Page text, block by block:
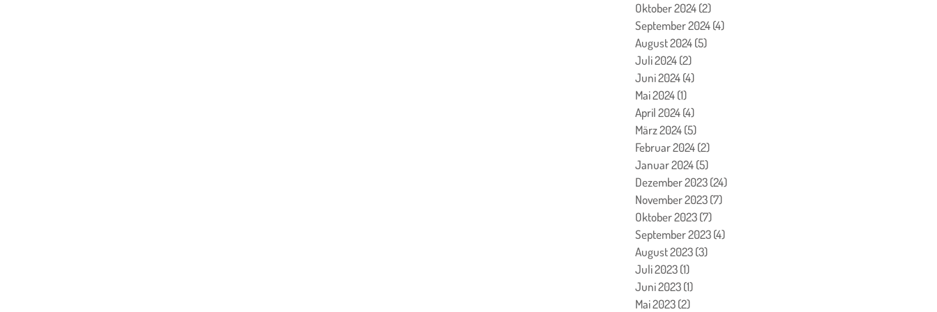
Oktober 2024(2)
September 2024(4)
August 2024(5)
Juli 2024(2)
Juni 2024(4)
Mai 2024(1)
April 2024(4)
März 2024(5)
Februar 2024(2)
Januar 2024(5)
Dezember 2023(24)
November 2023(7)
Oktober 2023(7)
September 2023(4)
August 2023(3)
Juli 2023(1)
Juni 2023(1)
Mai 2023(2)